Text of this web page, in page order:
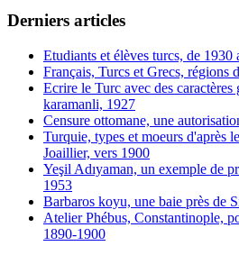
Derniers articles
Etudiants et élèves turcs, de 1930
Français, Turcs et Grecs, régions
Ecrire le Turc avec des caractères
karamanli, 1927
Censure ottomane, une
Turquie, types et moeurs d'après
Joaillier, vers 1900
Yeşil Adıyaman, un exemple de
1953
Barbaros koyu, une baie près de
Atelier Phébus, Constantinople,
1890-1900